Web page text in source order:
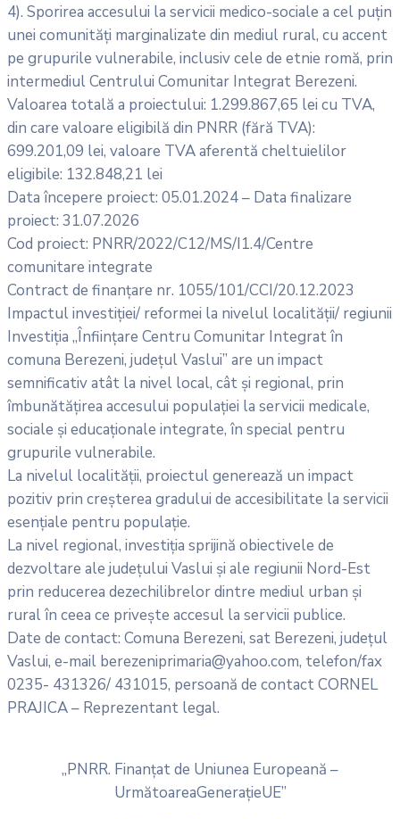
4). Sporirea accesului la servicii medico-sociale a cel puțin
unei comunități marginalizate din mediul rural, cu accent
pe grupurile vulnerabile, inclusiv cele de etnie romă, prin
intermediul Centrului Comunitar Integrat Berezeni.
Valoarea totală a proiectului: 1.299.867,65 lei cu TVA,
din care valoare eligibilă din PNRR (fără TVA):
699.201,09 lei, valoare TVA aferentă cheltuielilor
eligibile: 132.848,21 lei
Data începere proiect: 05.01.2024 – Data finalizare
proiect: 31.07.2026
Cod proiect: PNRR/2022/C12/MS/I1.4/Centre
comunitare integrate
Contract de finanțare nr. 1055/101/CCI/20.12.2023
Impactul investiției/ reformei la nivelul localității/ regiunii
Investiția „Înființare Centru Comunitar Integrat în
comuna Berezeni, județul Vaslui” are un impact
semnificativ atât la nivel local, cât și regional, prin
îmbunătățirea accesului populației la servicii medicale,
sociale și educaționale integrate, în special pentru
grupurile vulnerabile.
La nivelul localității, proiectul generează un impact
pozitiv prin creșterea gradului de accesibilitate la servicii
esențiale pentru populație.
La nivel regional, investiția sprijină obiectivele de
dezvoltare ale județului Vaslui și ale regiunii Nord-Est
prin reducerea dezechilibrelor dintre mediul urban și
rural în ceea ce privește accesul la servicii publice.
Date de contact: Comuna Berezeni, sat Berezeni, județul
Vaslui, e-mail berezeniprimaria@yahoo.com, telefon/fax
0235- 431326/ 431015, persoană de contact CORNEL
PRAJICA – Reprezentant legal.
„PNRR. Finanțat de Uniunea Europeană –
UrmătoareaGenerațieUE”